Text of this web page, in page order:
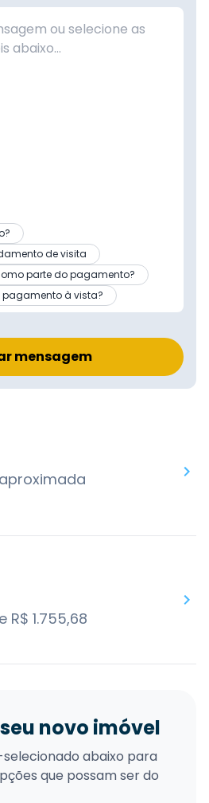
de visita
parte do pagamento?
pagamento à vista?
mensagem
1.755,68
novo imóvel
abaixo para
que possam ser do